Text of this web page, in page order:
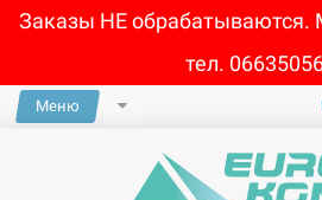
Заказы НЕ обрабатываются.
тел.
Меню